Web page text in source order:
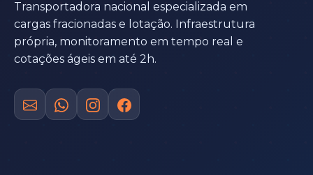
Transportadora nacional especializada em
cargas fracionadas e lotação. Infraestrutura
própria, monitoramento em tempo real e
cotações ágeis em até 2h.